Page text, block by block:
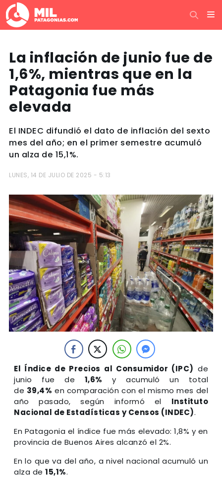
La inflación de junio fue de
1,6%, mientras que en la
Patagonia fue más
elevada
El INDEC difundió el dato de inflación del sexto
mes del año; en el primer semestre acumuló
un alza de 15,1%.
LUNES, 14 DE JULIO DE 2025 - 5:13
El Índice de Precios al Consumidor (IPC) de
junio fue de 1,6% y acumuló un total
de 39,4% en comparación con el mismo mes del
año pasado, según informó el Instituto
Nacional de Estadísticas y Censos (INDEC).
En Patagonia el índice fue más elevado: 1,8% y en
provincia de Buenos Aires alcanzó el 2%.
En lo que va del año, a nivel nacional acumuló un
alza de 15,1%.